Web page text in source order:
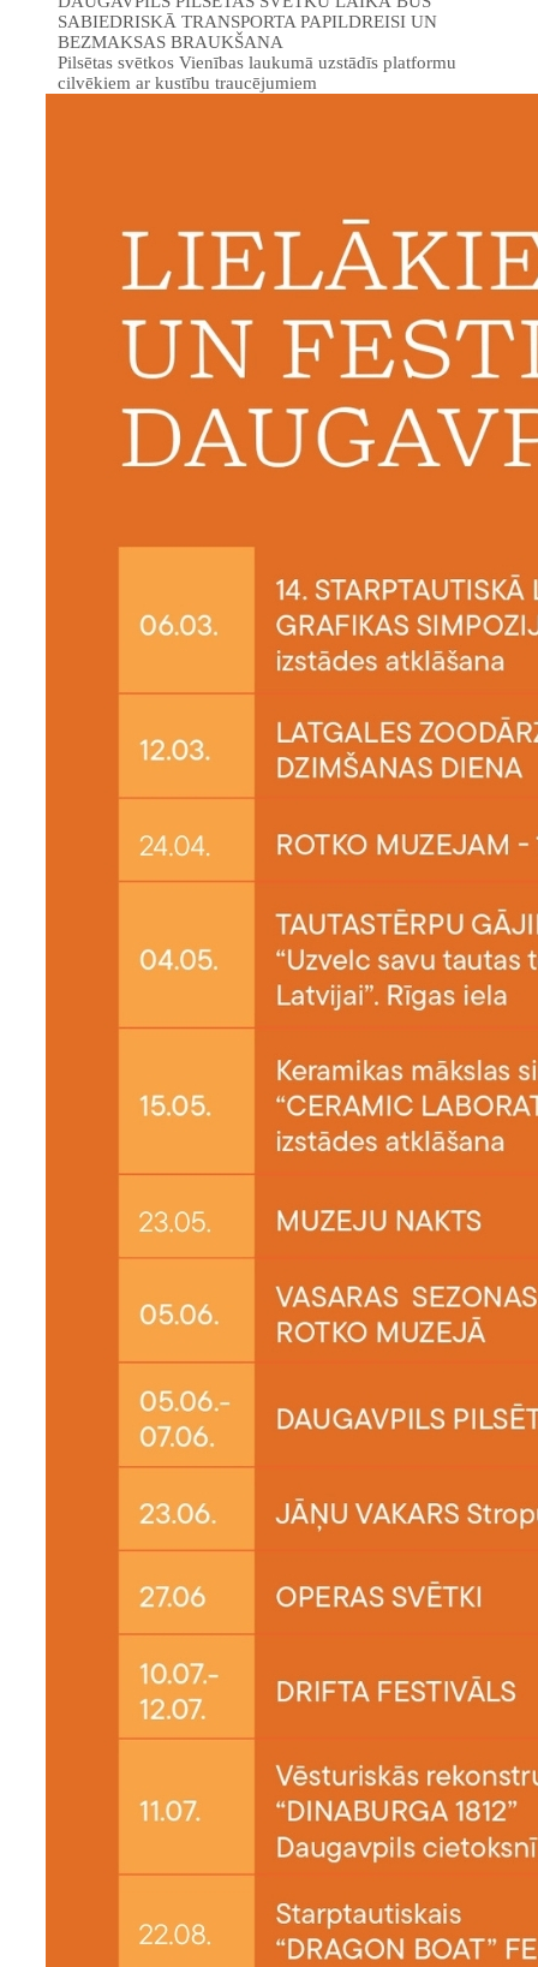
SABIEDRISKĀ TRANSPORTA PAPILDREISI UN
BEZMAKSAS BRAUKŠANA
Pilsētas svētkos Vienības laukumā uzstādīs platformu
cilvēkiem ar kustību traucējumiem